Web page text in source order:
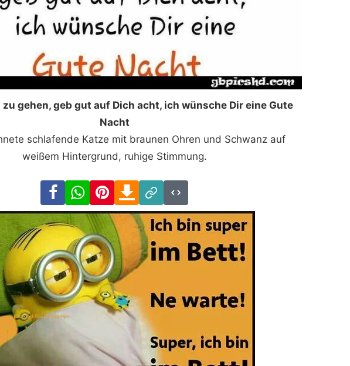
gehen, geb gut auf Dich acht, ich wünsche Dir eine Gute
Nacht
schlafende Katze mit braunen Ohren und Schwanz auf
weißem Hintergrund, ruhige Stimmung.
FacebookWhatsAppPinterestDownload
Link